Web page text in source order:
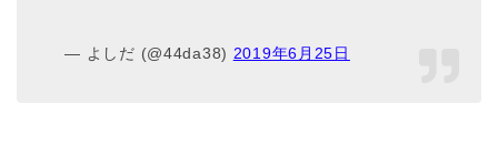
— よしだ (@44da38) 2019年6月25日